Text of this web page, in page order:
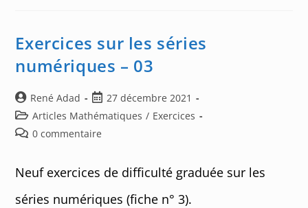
Exercices sur les séries
numériques – 03
Auteur/autrice
de
la
publication :
René Adad
Post
published:
27 décembre 2021
Post
category:
Articles Mathématiques / Exercices
Post0 commentaire
Neuf exercices de difficulté graduée sur les
séries numériques (fiche n° 3).